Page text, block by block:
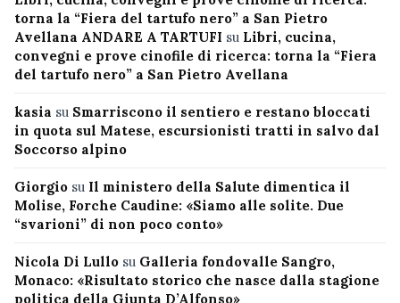
torna la “Fiera del tartufo nero” a San Pietro
Avellana ANDARE A TARTUFI su Libri, cucina,
convegni e prove cinofile di ricerca: torna la “Fiera
del tartufo nero” a San Pietro Avellana
kasia su Smarriscono il sentiero e restano bloccati
in quota sul Matese, escursionisti tratti in salvo dal
Soccorso alpino
Giorgio su Il ministero della Salute dimentica il
Molise, Forche Caudine: «Siamo alle solite. Due
“svarioni” di non poco conto»
Nicola Di Lullo su Galleria fondovalle Sangro,
Monaco: «Risultato storico che nasce dalla stagione
politica della Giunta D’Alfonso»